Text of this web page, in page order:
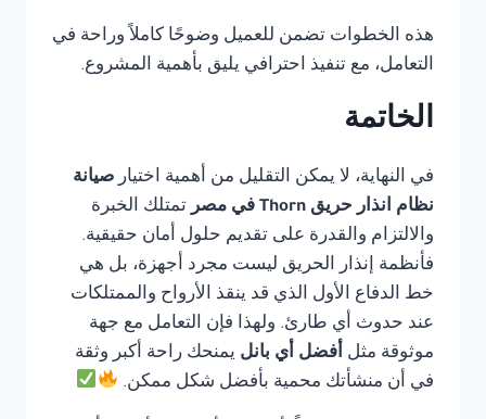
هذه الخطوات تضمن للعميل وضوحًا كاملاً وراحة في
التعامل، مع تنفيذ احترافي يليق بأهمية المشروع.
الخاتمة
في النهاية، لا يمكن التقليل من أهمية اختيار صيانة
نظام انذار حريق Thorn في مصر
تمتلك الخبرة
والالتزام والقدرة على تقديم حلول أمان حقيقية.
فأنظمة إنذار الحريق ليست مجرد أجهزة، بل هي
خط الدفاع الأول الذي قد ينقذ الأرواح والممتلكات
عند حدوث أي طارئ. ولهذا فإن التعامل مع جهة
موثوقة مثل أفضل أي بانل يمنحك راحة أكبر وثقة
في أن منشأتك محمية بأفضل شكل ممكن.